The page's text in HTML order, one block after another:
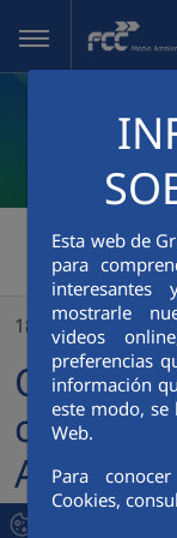
Saltar al
Esta web de
para
mostrarle
videos
preferencias
información
este modo, se
Web.
Para
Cookies,
FCC Medio Ambiente
18/10/2024
Oviedo
de sus